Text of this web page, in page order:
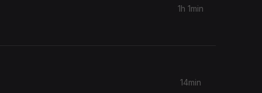
1h 1min
14min